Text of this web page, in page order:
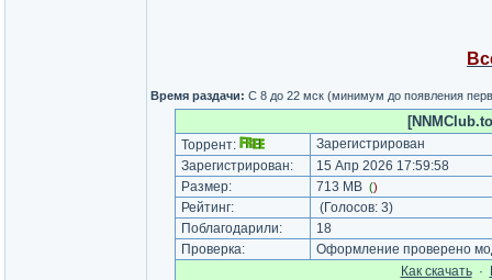
Время раздачи: С 8 до 22 мск (минимум до появления
Торрент:
Зарегистрирован
Зарегистрирован:
15 Апр 2026 17:59:58
Размер:
713 MB ()
Рейтинг: (Голосов: 3)
Поблагодарили:
18
Проверка:
Оформление проверено
Как cкачать·